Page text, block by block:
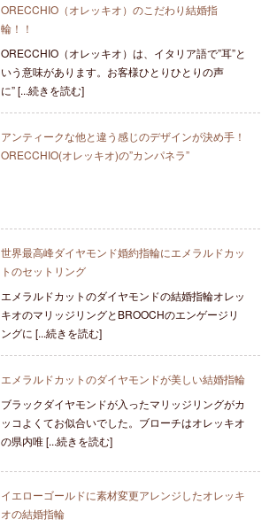
ORECCHIO（オレッキオ）のこだわり結婚指
輪！！
ORECCHIO（オレッキオ）は、イタリア語で”耳”と
いう意味があります。お客様ひとりひとりの声
に” [...続きを読む]
アンティークな他と違う感じのデザインが決め手！
ORECCHIO(オレッキオ)の”カンパネラ”
世界最高峰ダイヤモンド婚約指輪にエメラルドカッ
トのセットリング
エメラルドカットのダイヤモンドの結婚指輪オレッ
キオのマリッジリングとBROOCHのエンゲージリ
ングに [...続きを読む]
エメラルドカットのダイヤモンドが美しい結婚指輪
ブラックダイヤモンドが入ったマリッジリングがカ
ッコよくてお似合いでした。ブローチはオレッキオ
の県内唯 [...続きを読む]
イエローゴールドに素材変更アレンジしたオレッキ
オの結婚指輪